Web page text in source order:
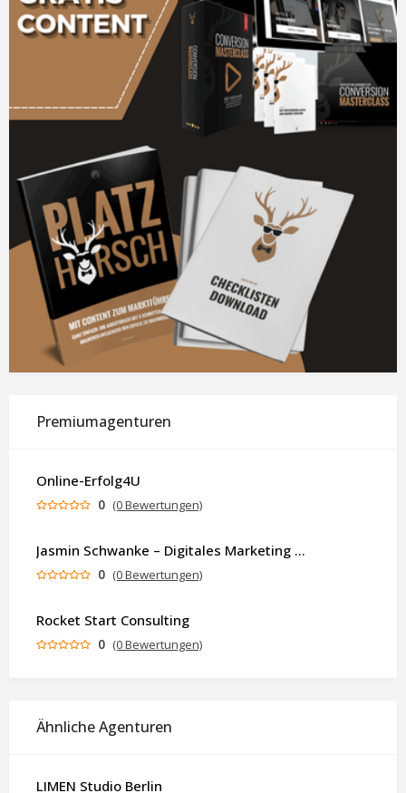
Premiumagenturen
Online-Erfolg4U
0 (0 Bewertungen)
Jasmin Schwanke – Digitales Marketing & KI-gestützte Contenterstellung
0 (0 Bewertungen)
Rocket Start Consulting
0 (0 Bewertungen)
Ähnliche Agenturen
LIMEN Studio Berlin